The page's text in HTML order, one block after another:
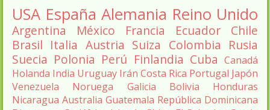
USA España Alemania Reino Unido
Argentina México Francia Ecuador
Chile
Brasil Italia Austria Suiza Colombia Rusia
Suecia Polonia Perú Finlandia Cuba Canadá
Holanda India Uruguay Irán Costa Rica Portugal Japón
Venezuela
Noruega Galicia Bolivia
Honduras
Nicaragua Australia Guatemala República Dominicana